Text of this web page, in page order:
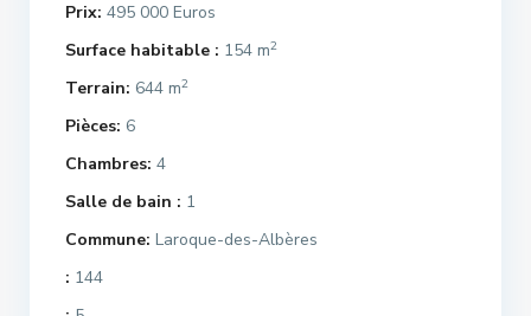
Prix: 495 000 Euros
Surface habitable : 154 m2
Terrain: 644 m2
Pièces: 6
Chambres: 4
Salle de bain : 1
Commune: Laroque-des-Albères
: 144